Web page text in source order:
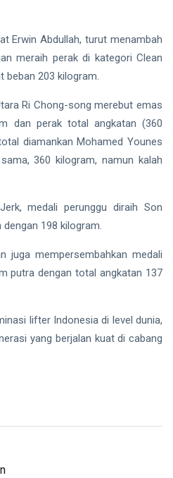
Erwin Abdullah, turut menambah
meraih perak di kategori Clean
beban 203 kilogram.
Ri Chong-song merebut emas
dan perak total angkatan (360
diamankan Mohamed Younes
360 kilogram, namun kalah
medali perunggu diraih Son
198 kilogram.
juga mempersembahkan medali
putra dengan total angkatan 137
lifter Indonesia di level dunia,
yang berjalan kuat di cabang